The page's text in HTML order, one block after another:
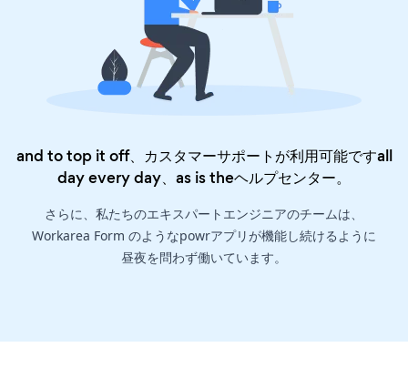
and to top it off、カスタマーサポートが利用可能ですall
day every day、as is theヘルプセンター。
さらに、私たちのエキスパートエンジニアのチームは、
Workarea Form のようなpowrアプリが機能し続けるように
昼夜を問わず働いています。